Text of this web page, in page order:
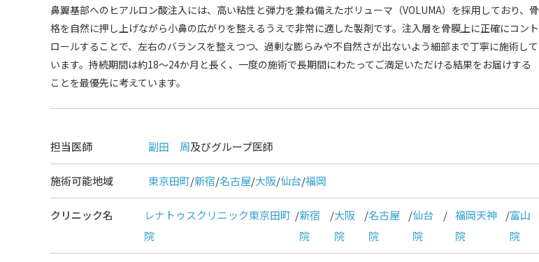
鼻翼基部へのヒアルロン酸注入には、高い粘性と弾力を兼ね備えたボリューマ（VOLUMA）を採用しており、骨
格を自然に押し上げながら小鼻の広がりを整えるうえで非常に適した製剤です。注入層を骨膜上に正確にコント
ロールすることで、左右のバランスを整えつつ、過剰な膨らみや不自然さが出ないよう細部まで丁寧に施術して
います。持続期間は約18〜24か月と長く、一度の施術で長期間にわたってご満足いただける結果をお届けする
ことを最優先に考えています。
担当医師 副田 周及びグループ医師
施術可能地域 東京田町/新宿/名古屋/大阪/仙台/福岡
クリニック名
レナトゥスクリニック東京田町
院
/新宿
院
/大阪
院
/名古屋
院
/仙台
院
/ 福岡天神
院
/富山
院